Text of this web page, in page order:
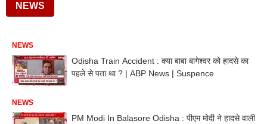
NEWS
NEWS
Odisha Train Accident : क्या बाबा बागेश्वर को हादसे का
पहले से पता था ? | ABP News | Suspence
NEWS
PM Modi In Balasore Odisha : पीएम मोदी ने हादसे वाली